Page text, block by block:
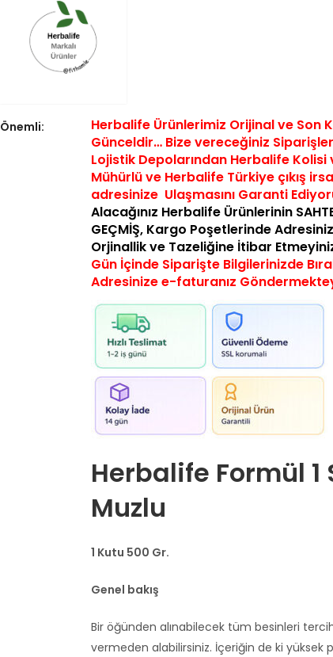
Önemli:
Herbalife Ürünlerimiz Orijinal ve Son
Günceldir… Bize vereceğiniz
Lojistik Depolarından Herbalife
Mühürlü ve Herbalife Türkiye çıkış
adresinize Ulaşmasını Garanti
Alacağınız Herbalife Ürünlerinin
GEÇMİŞ, Kargo Poşetlerinde
Orjinallik ve Tazeliğine İtibar
Gün İçinde Siparişte Bilgilerinizde
Adresinize e-faturanız
Herbalife Formül 1
Muzlu
1 Kutu 500 Gr.
Genel bakış
Bir öğünden alınabilecek tüm besinleri
vermeden alabilirsiniz. İçeriğin de ki yüksek